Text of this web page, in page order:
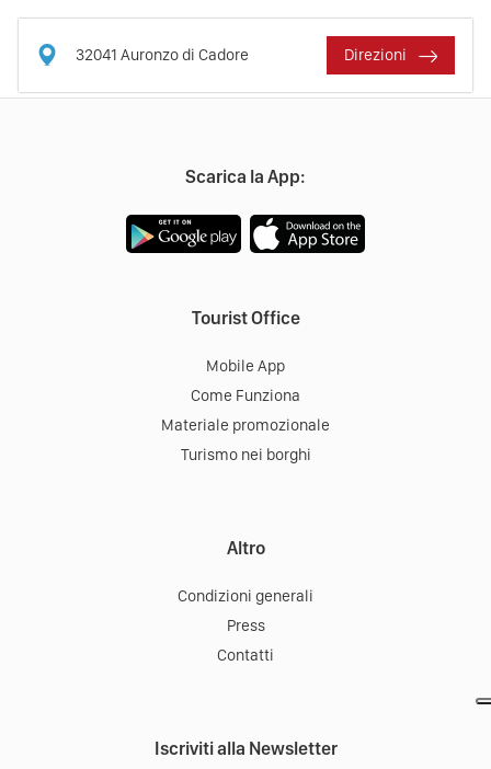
32041 Auronzo di Cadore Direzioni
Scarica la App:
Tourist Office
Mobile App
Come Funziona
Materiale promozionale
Turismo nei borghi
Altro
Condizioni generali
Press
Contatti
Iscriviti alla Newsletter